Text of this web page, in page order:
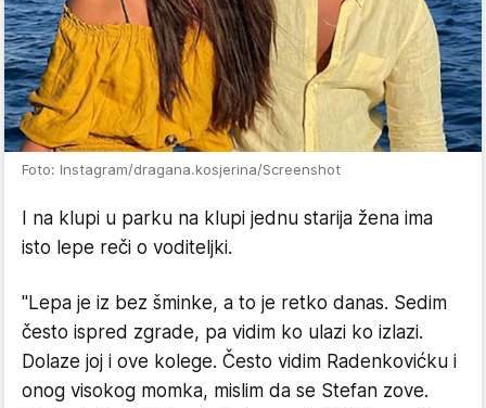
Foto: Instagram/dragana.kosjerina/Screenshot
I na klupi u parku na klupi jednu starija žena ima
isto lepe reči o voditeljki.
"Lepa je iz bez šminke, a to je retko danas. Sedim
često ispred zgrade, pa vidim ko ulazi ko izlazi.
Dolaze joj i ove kolege. Često vidim Radenkovićku i
onog visokog momka, mislim da se Stefan zove.